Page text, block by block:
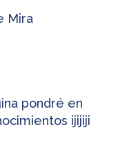
Mira
pondré en
ijijiji